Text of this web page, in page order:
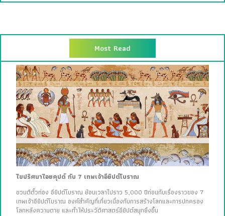
Most Read
ไขปริศนาไอยคุปต์ กับ 7 เทพเจ้าอียิปต์โบราณ
ชวนตีตั๋วท่อง อียิปต์โบราณ ย้อนเวลาไปราว 5,000 ปีก่อนกับเรื่องราวของ 7
เทพเจ้าอียิปต์โบราณ องค์สำคัญที่เกี่ยวเนื่องกับการสร้างโลกและการปกครอง
โลกหลังความตาย และทำให้ประวัติศาสตร์อียิปต์สนุกยิ่งขึ้น